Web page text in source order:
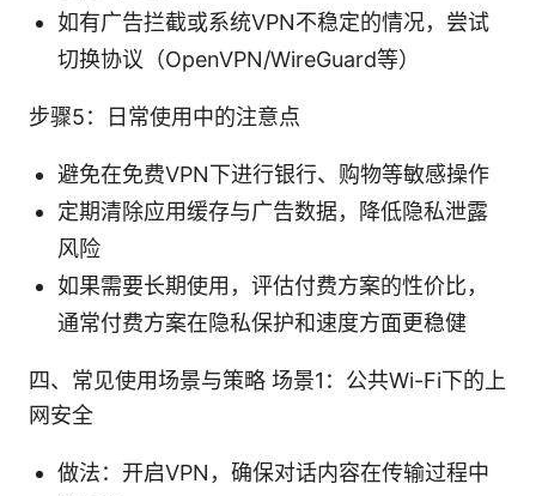
如有广告拦截或系统VPN不稳定的情况，尝试
切换协议（OpenVPN/WireGuard等）
步骤5：日常使用中的注意点
避免在免费VPN下进行银行、购物等敏感操作
定期清除应用缓存与广告数据，降低隐私泄露
风险
如果需要长期使用，评估付费方案的性价比，
通常付费方案在隐私保护和速度方面更稳健
四、常见使用场景与策略 场景1：公共Wi-Fi下的上
网安全
做法：开启VPN，确保对话内容在传输过程中